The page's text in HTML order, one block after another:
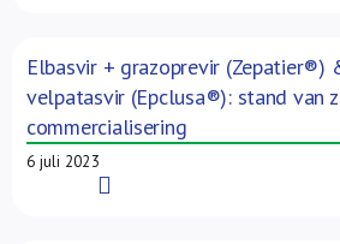
Elbasvir + grazoprevir (Zepatier®)
velpatasvir (Epclusa®): stand van
commercialisering
6 juli 2023